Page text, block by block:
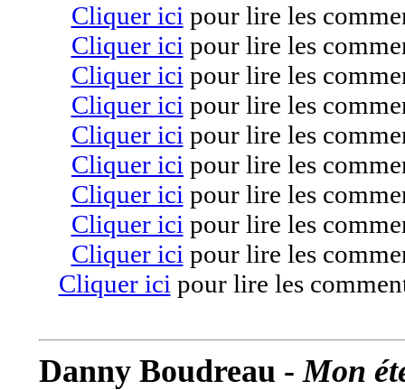
Cliquer ici pour lire les
Cliquer ici pour lire les
Cliquer ici pour lire les
Cliquer ici pour lire les
Cliquer ici pour lire les
Cliquer ici pour lire les
Cliquer ici pour lire les
Cliquer ici pour lire les
Cliquer ici pour lire les
Cliquer ici pour lire les
Danny Boudreau -Mon